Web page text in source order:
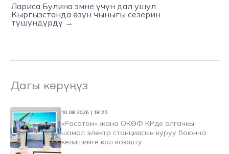
Лариса Булина эмне үчүн дал ушул
Кыргызстанда өзүн чыныгы сезерин
түшүндүрдү →
Дагы көрүңүз
10.08.2026 | 18:25
«Росатом» жана ОКӨФ КРде алгачкы
шамал электр станциясын куруу боюнча
келишимге кол коюшту